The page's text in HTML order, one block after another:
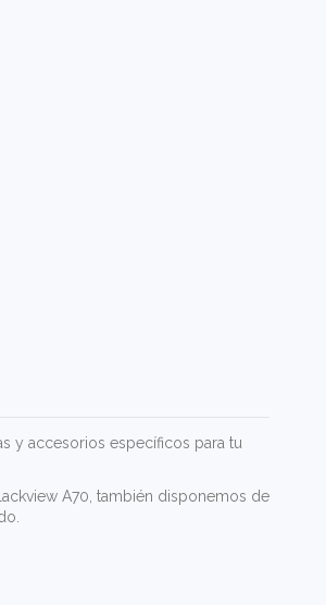
y accesorios específicos para tu
A70, también disponemos de